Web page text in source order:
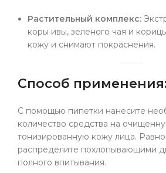
Растительный комплекс:
коры ивы, зеленого чая и
кожу и снимают покраснения.
Способ
С помощью пипетки нанесите
количество средства на
тонизированную кожу лица.
распределите похлопывающими
полного впитывания.